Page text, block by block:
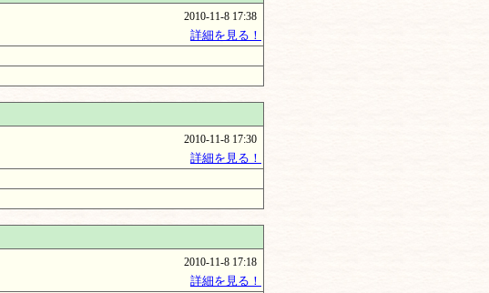
2010-11-8 17:38
詳細を見る！
2010-11-8 17:30
詳細を見る！
2010-11-8 17:18
詳細を見る！